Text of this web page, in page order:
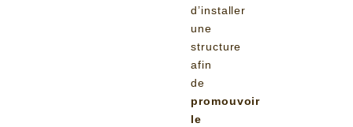
d’installer
une
structure
afin
de
promouvoir
le